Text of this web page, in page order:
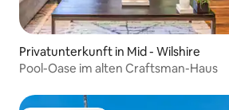
Privatunterkunft in Mid - Wilshire
Pool-Oase im alten Craftsman-Haus